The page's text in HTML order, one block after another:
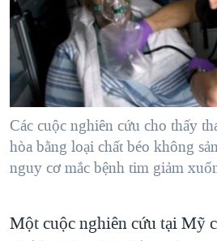
"Tìm"NGƯỜI VIỆT HẢI NGOẠI
ĐỜI SỐNG
KINH TẾ
KHOA HỌC
SỨC KHOẺ
VĂN HOÁ
GIÁO DỤC
HÀNH TRÌNH BẦU CỬ 2024
MỘT NĂM CHIẾN TRANH TẠI DẢI
GIẢI MÃ VÀNH ĐAI & CON ĐƯỜNG
NGÀY TỊ NẠN THẾ GIỚI
TRỊNH VĨNH BÌNH - NGƯỜI HẠ
GROUND ZERO – XƯA VÀ NAY
CÁC GIÁ TRỊ CỘNG HÒA Ở VIỆT
VIDEO
NGHE
MẠNG XÃ HỘI
Ngôn ngữ khác
Các cuộc nghiên cứu cho thấy
hòa bằng loại chất béo không
nguy cơ mắc bệnh tim giảm
Một cuộc nghiên cứu tại Mỹ